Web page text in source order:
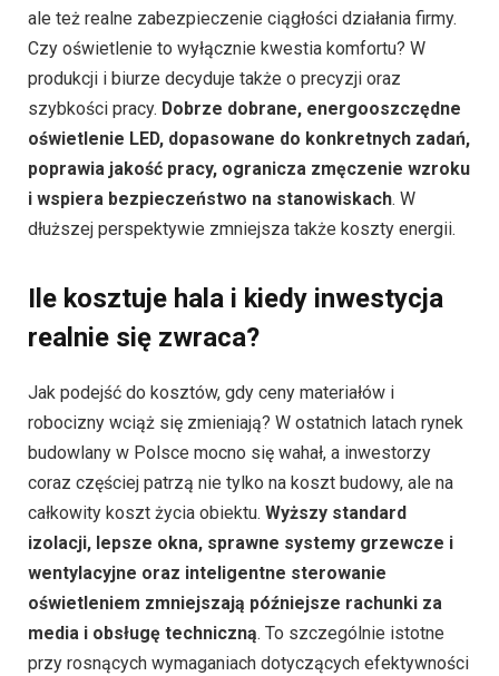
ale też realne zabezpieczenie ciągłości działania firmy.
Czy oświetlenie to wyłącznie kwestia komfortu? W
produkcji i biurze decyduje także o precyzji oraz
szybkości pracy. Dobrze dobrane, energooszczędne
oświetlenie LED, dopasowane do konkretnych zadań,
poprawia jakość pracy, ogranicza zmęczenie wzroku
i wspiera bezpieczeństwo na stanowiskach. W
dłuższej perspektywie zmniejsza także koszty energii.
Ile kosztuje hala i kiedy inwestycja
realnie się zwraca?
Jak podejść do kosztów, gdy ceny materiałów i
robocizny wciąż się zmieniają? W ostatnich latach rynek
budowlany w Polsce mocno się wahał, a inwestorzy
coraz częściej patrzą nie tylko na koszt budowy, ale na
całkowity koszt życia obiektu. Wyższy standard
izolacji, lepsze okna, sprawne systemy grzewcze i
wentylacyjne oraz inteligentne sterowanie
oświetleniem zmniejszają późniejsze rachunki za
media i obsługę techniczną. To szczególnie istotne
przy rosnących wymaganiach dotyczących efektywności